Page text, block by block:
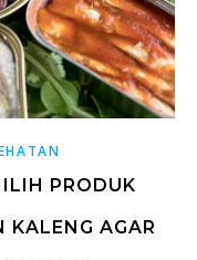
PRODUK
KALENG AGAR